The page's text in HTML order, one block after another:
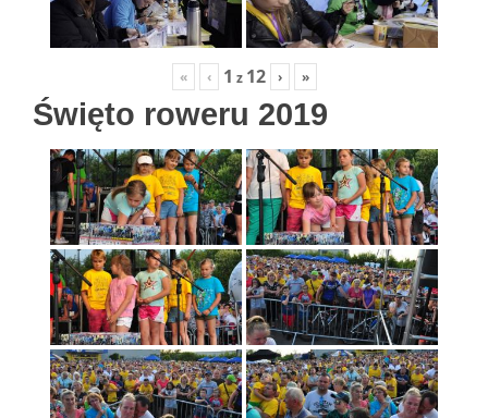
« ‹ 1 z 12 › »
Święto roweru 2019